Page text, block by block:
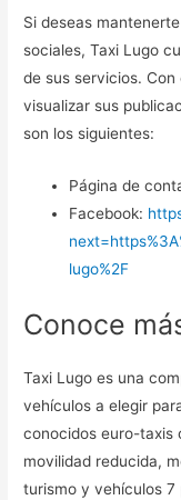
Si deseas
sociales, Taxi Lugo
de sus servicios.
visualizar sus
son los siguientes:
Página de
Facebook:
lugo%2F
Conoce
Taxi Lugo es una
vehículos a elegir
conocidos euro-taxis
movilidad reducida,
turismo y vehículos 7